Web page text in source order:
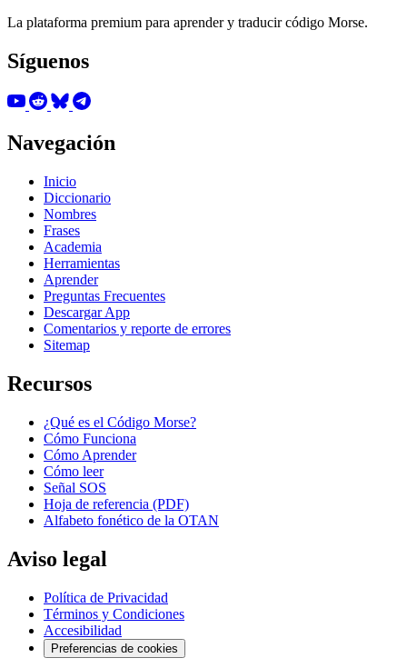
La plataforma premium para aprender y traducir código Morse.
Síguenos
Navegación
Inicio
Diccionario
Nombres
Frases
Academia
Herramientas
Aprender
Preguntas Frecuentes
Descargar App
Comentarios y reporte de errores
Sitemap
Recursos
¿Qué es el Código Morse?
Cómo Funciona
Cómo Aprender
Cómo leer
Señal SOS
Hoja de referencia (PDF)
Alfabeto fonético de la OTAN
Aviso legal
Política de Privacidad
Términos y Condiciones
Accesibilidad
Preferencias de cookies